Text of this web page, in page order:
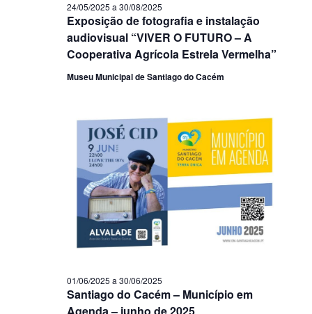
Exposição de fotografia e instalação
audiovisual “VIVER O FUTURO – A
Cooperativa Agrícola Estrela Vermelha”
24/05/2025 a 30/08/2025
Museu Municipal de Santiago do Cacém
Santiago do Cacém – Município em
01/06/2025 a30/06/2025